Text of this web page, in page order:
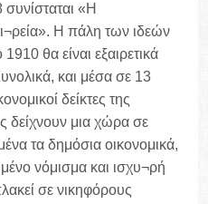
«Η
Η πάλη των ιδεών
θα είναι εξαιρετικά
και μέσα σε 13
δείκτες της
δείχνουν μια χώρα σε
τα δημόσια οικονομικά,
νόμισμα και ισχυ¬ρή
σε νικηφόρους